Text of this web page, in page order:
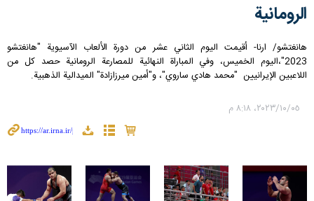
الرومانية
هانغتشو/ ارنا- أقيمت اليوم الثاني عشر من دورة الألعاب الآسيوية "هانغتشو
2023"،اليوم الخميس، وفي المباراة النهائية للمصارعة الرومانية حصد كل من
اللاعبين الإيرانيين "محمد هادي ساروي"، و"أمين ميرزازادة" الميدالية الذهبية.
٠٥‏/١٠‏/٢٠٢٣، ٨:١٨ م